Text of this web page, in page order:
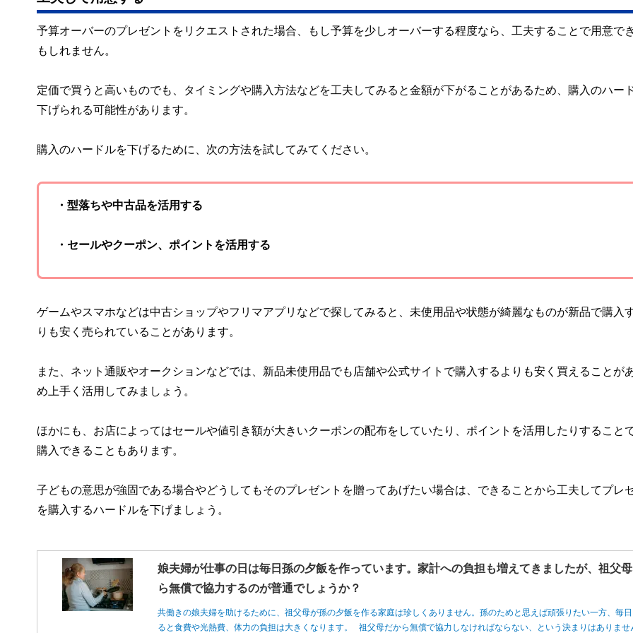
予算オーバーのプレゼントをリクエストされた場合、もし予算を少しオーバーする程度なら、工夫することで用意で
もしれません。
定価で買うと高いものでも、タイミングや購入方法などを工夫してみると金額が下がることがあるため、購入のハー
下げられる可能性があります。
購入のハードルを下げるために、次の方法を試してみてください。
・型落ちや中古品を活用する
・セールやクーポン、ポイントを活用する
ゲームやスマホなどは中古ショップやフリマアプリなどで探してみると、未使用品や状態が綺麗なものが新品で購入
りも安く売られていることがあります。
また、ネット通販やオークションなどでは、新品未使用品でも店舗や公式サイトで購入するよりも安く買えることが
め上手く活用してみましょう。
ほかにも、お店によってはセールや値引き額が大きいクーポンの配布をしていたり、ポイントを活用したりすること
購入できることもあります。
子どもの意思が強固である場合やどうしてもそのプレゼントを贈ってあげたい場合は、できることから工夫してプレ
を購入するハードルを下げましょう。
娘夫婦が仕事の日は毎日孫の夕飯を作っています。家計への負担も増えてきましたが、祖父
ら無償で協力するのが普通でしょうか？
共働きの娘夫婦を助けるために、祖父母が孫の夕飯を作る家庭は珍しくありません。孫のためと思えば頑張りたい一方、毎日
ると食費や光熱費、体力の負担は大きくなります。 祖父母だから無償で協力しなければならない、という決まりはありませ